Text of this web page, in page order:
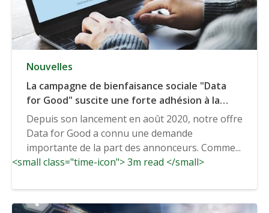
Nouvelles
La campagne de bienfaisance sociale "Data
for Good" suscite une forte adhésion à la
marque
Depuis son lancement en août 2020, notre offre
Data for Good a connu une demande
importante de la part des annonceurs. Comme...
<small class="time-icon"> 3m read </small>